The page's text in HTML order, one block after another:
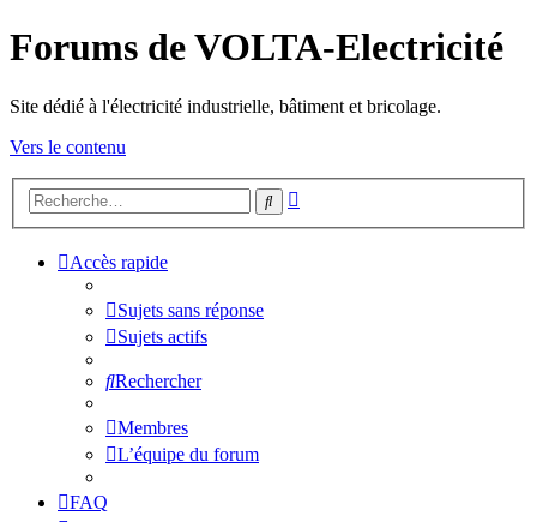
Forums de VOLTA-Electricité
Site dédié à l'électricité industrielle, bâtiment et bricolage.
Vers le contenu
Rechercher
Accès rapide
Sujets sans réponse
Sujets actifs
Rechercher
Membres
L’équipe du forum
FAQ